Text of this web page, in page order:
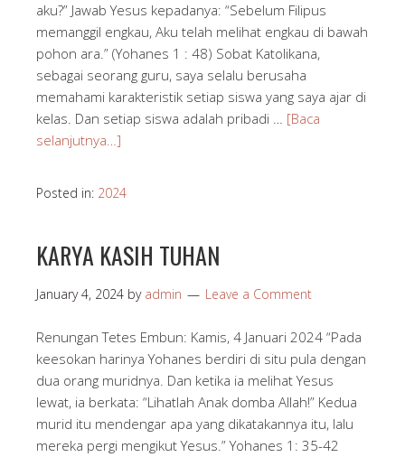
aku?” Jawab Yesus kepadanya: “Sebelum Filipus
memanggil engkau, Aku telah melihat engkau di bawah
pohon ara.” (Yohanes 1 : 48) Sobat Katolikana,
sebagai seorang guru, saya selalu berusaha
memahami karakteristik setiap siswa yang saya ajar di
kelas. Dan setiap siswa adalah pribadi … [Baca
selanjutnya…]
Posted in: 2024
KARYA KASIH TUHAN
January 4, 2024 by admin Leave a Comment
Renungan Tetes Embun: Kamis, 4 Januari 2024 “Pada
keesokan harinya Yohanes berdiri di situ pula dengan
dua orang muridnya. Dan ketika ia melihat Yesus
lewat, ia berkata: “Lihatlah Anak domba Allah!” Kedua
murid itu mendengar apa yang dikatakannya itu, lalu
mereka pergi mengikut Yesus.” Yohanes 1: 35-42